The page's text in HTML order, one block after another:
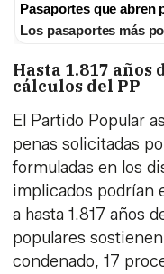
Pasaportes que abren
Los pasaportes más
Hasta 1.817
cálculos del PP
El Partido Popular
penas solicitadas
formuladas en los
implicados podrían
a hasta 1.817 años
populares
condenado, 17